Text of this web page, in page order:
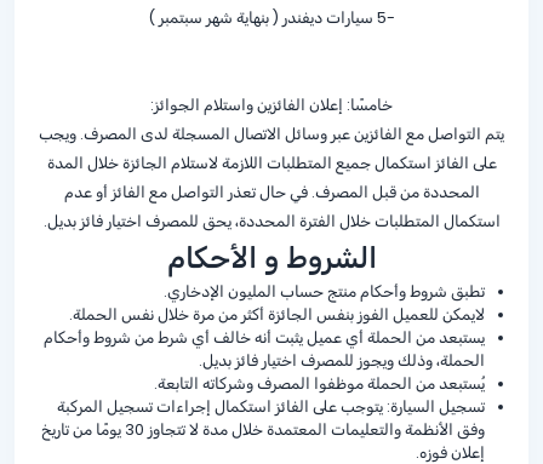
-5 سيارات ديفندر ( بنهاية شهر سبتمبر )
خامسًا: إعلان الفائزين واستلام الجوائز:
يتم التواصل مع الفائزين عبر وسائل الاتصال المسجلة لدى المصرف. ويجب
على الفائز استكمال جميع المتطلبات اللازمة لاستلام الجائزة خلال المدة
المحددة من قبل المصرف. في حال تعذر التواصل مع الفائز أو عدم
استكمال المتطلبات خلال الفترة المحددة، يحق للمصرف اختيار فائز بديل.
الشروط و الأحكام
تطبق شروط وأحكام منتج حساب المليون الإدخاري.
لايمكن للعميل الفوز بنفس الجائزة أكثر من مرة خلال نفس الحملة.
يستبعد من الحملة أي عميل يثبت أنه خالف أي شرط من شروط وأحكام
الحملة، وذلك ويجوز للمصرف اختيار فائز بديل.
يُستبعد من الحملة موظفوا المصرف وشركاته التابعة.
تسجيل السيارة: يتوجب على الفائز استكمال إجراءات تسجيل المركبة
وفق الأنظمة والتعليمات المعتمدة خلال مدة لا تتجاوز 30 يومًا من تاريخ
إعلان فوزه.